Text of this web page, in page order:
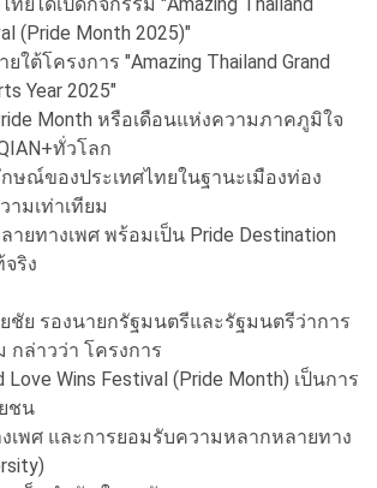
(Pride Month 2025)"
ใต้โครงการ "Amazing Thailand Grand
Year 2025"
Month หรือเดือนแห่งความภาคภูมิใจ
ทั่วโลก
ษณ์ของประเทศไทยในฐานะเมืองท่อง
มเท่าเทียม
ยทางเพศ พร้อมเป็น Pride Destination
ริง
ชัย รองนายกรัฐมนตรีและรัฐมนตรีว่าการ
กล่าวว่า โครงการ
Love Wins Festival (Pride Month) เป็นการ
ชน
เพศ และการยอมรับความหลากหลายทาง